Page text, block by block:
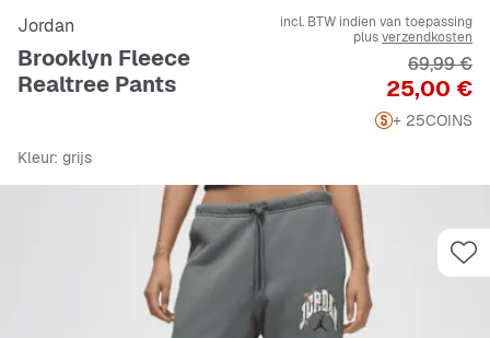
Jordan
Brooklyn Fleece
Realtree Pants
incl. BTW indien van toepassing
plusverzendkosten
Prijs
25,00 €
Originele
69,99 €
+ 25COINS
Kleur: grijs